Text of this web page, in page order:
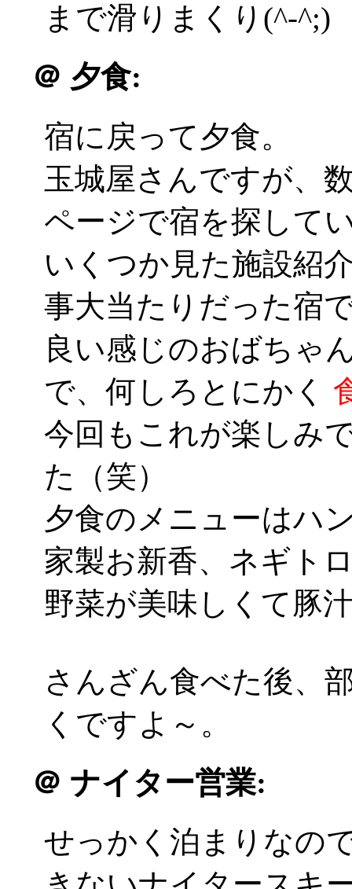
まで滑りまくり(^-^;)
＠ 夕食:
宿に戻って夕食。
玉城屋さんですが、
ページで宿を探して
いくつか見た施設紹
事大当たりだった宿
良い感じのおばちゃ
で、何しろとにかく
今回もこれが楽しみ
た（笑）
夕食のメニューはハ
家製お新香、ネギト
野菜が美味しくて豚
さんざん食べた後、
くですよ～。
＠ ナイター営業:
せっかく泊まりなの